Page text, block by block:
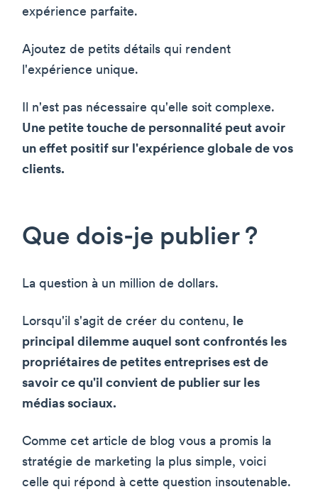
expérience parfaite.
Ajoutez de petits détails qui rendent
l'expérience unique.
Il n'est pas nécessaire qu'elle soit complexe.
Une petite touche de personnalité peut avoir
un effet positif sur l'expérience globale de vos
clients.
Que dois-je publier ?
La question à un million de dollars.
Lorsqu'il s'agit de créer du contenu, le
principal dilemme auquel sont confrontés les
propriétaires de petites entreprises est de
savoir ce qu'il convient de publier sur les
médias sociaux.
Comme cet article de blog vous a promis la
stratégie de marketing la plus simple, voici
celle qui répond à cette question insoutenable.